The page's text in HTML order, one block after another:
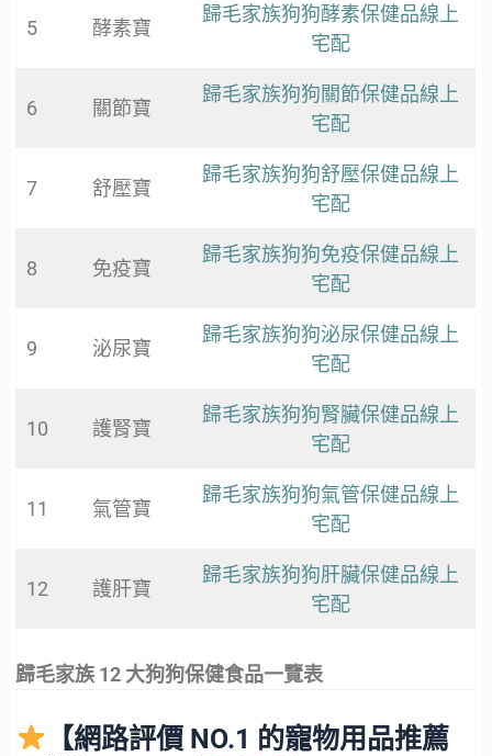
5 酵素寶
歸毛家族狗狗酵素保健品線上
宅配
6 關節寶
歸毛家族狗狗關節保健品線上
宅配
7 舒壓寶
歸毛家族狗狗舒壓保健品線上
宅配
8 免疫寶
歸毛家族狗狗免疫保健品線上
宅配
9 泌尿寶
歸毛家族狗狗泌尿保健品線上
宅配
10 護腎寶
歸毛家族狗狗腎臟保健品線上
宅配
11 氣管寶
歸毛家族狗狗氣管保健品線上
宅配
12 護肝寶
歸毛家族狗狗肝臟保健品線上
宅配
歸毛家族 12 大狗狗保健食品一覽表
【網路評價 NO.1 的寵物用品推薦